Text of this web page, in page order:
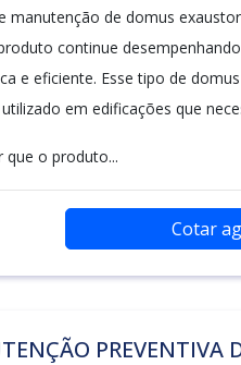
manutenção de domus
continue
e eficiente. Esse tipo de
em edificações que
que o produto...
Cotar
PREVENTIVA